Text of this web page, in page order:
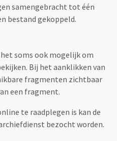
samengebracht tot één
bestand gekoppeld.
soms ook mogelijk om
Bij het aanklikken van
fragmenten zichtbaar
een fragment.
te raadplegen is kan de
bezocht worden.